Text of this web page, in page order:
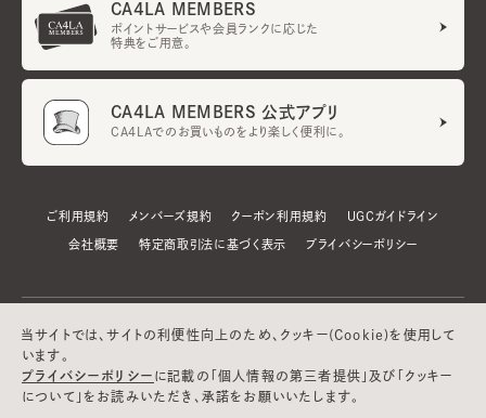
CA4LA MEMBERS
ポイントサービスや会員ランクに応じた
特典をご用意。
CA4LA MEMBERS 公式アプリ
CA4LAでのお買いものをより楽しく便利に。
ご利用規約 メンバーズ規約 クーポン利用規約 UGCガイドライン
会社概要 特定商取引法に基づく表示 プライバシーポリシー
当サイトでは、サイトの利便性向上のため、クッキー(Cookie)を使用して
います。
プライバシーポリシー に記載の「個人情報の第三者提供」及び「クッキー
について」をお読みいただき、承諾をお願いいたします。